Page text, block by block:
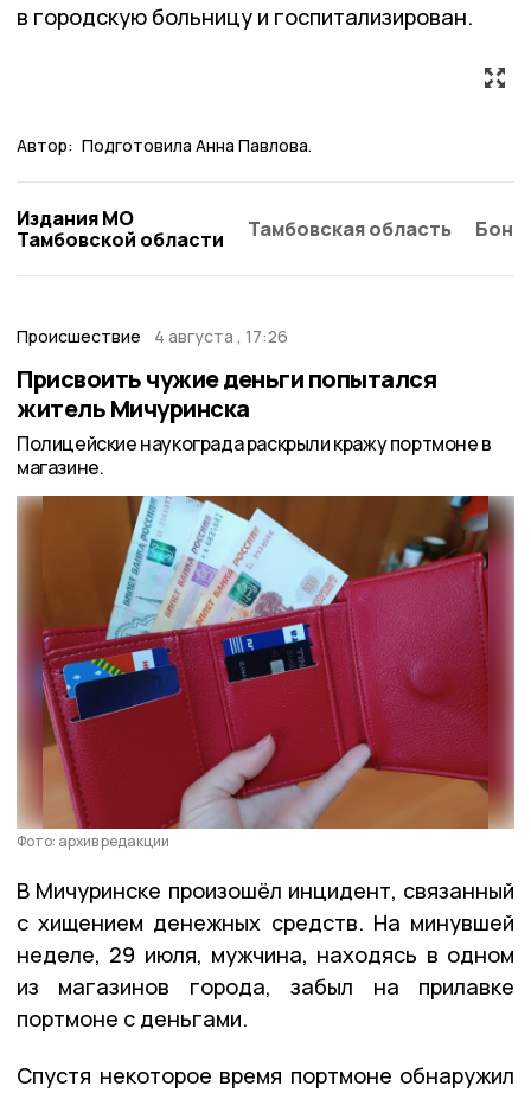
в городскую больницу и госпитализирован.
Автор: Подготовила Анна Павлова.
Издания МО
Тамбовской области
Тамбовская область
Происшествие 4 августа , 17:26
Присвоить чужие деньги попытался
житель Мичуринска
Полицейские наукограда раскрыли кражу портмоне в
магазине.
Фото: архив редакции
В Мичуринске произошёл инцидент, связанный
с хищением денежных средств. На минувшей
неделе, 29 июля, мужчина, находясь в одном
из магазинов города, забыл на прилавке
портмоне с деньгами.
Спустя некоторое время портмоне обнаружил